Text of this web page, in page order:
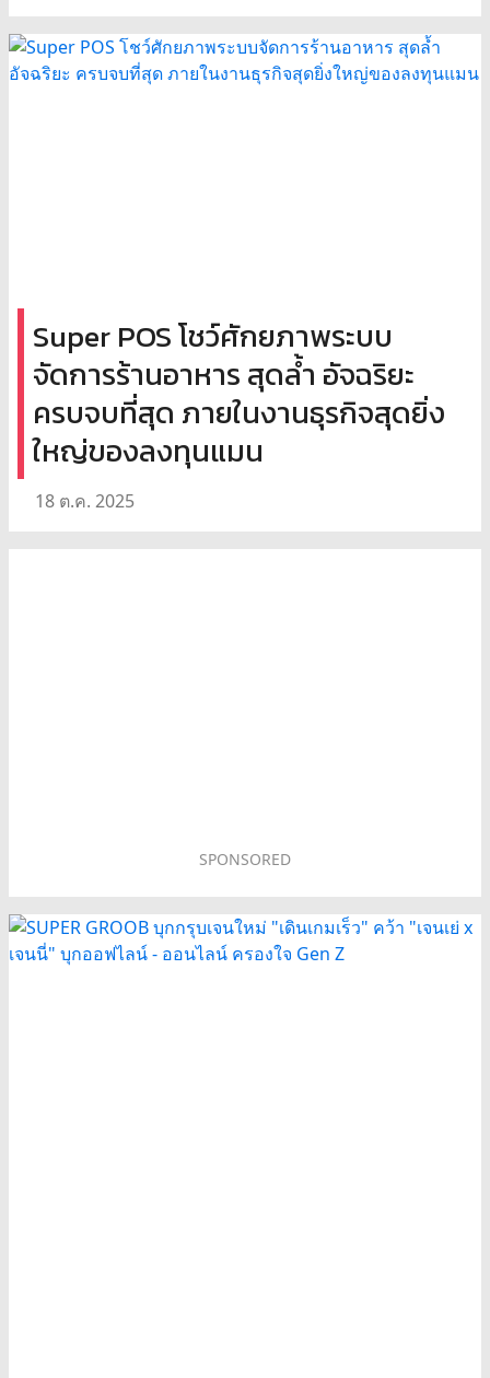
Super POS โชว์ศักยภาพระบบ
จัดการร้านอาหาร สุดล้ำ อัจฉริยะ
ครบจบที่สุด ภายในงานธุรกิจสุดยิ่ง
ใหญ่ของลงทุนแมน
18 ต.ค. 2025
SPONSORED